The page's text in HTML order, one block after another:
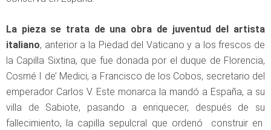
La pieza se trata de una obra de juventud del artista
italiano, anterior a la Piedad del Vaticano y a los frescos de
la Capilla Sixtina, que fue donada por el duque de Florencia,
Cosmé I de’ Medici, a Francisco de los Cobos, secretario del
emperador Carlos V. Este monarca la mandó a España, a su
villa de Sabiote, pasando a enriquecer, después de su
fallecimiento, la capilla sepulcral que ordenó construir en